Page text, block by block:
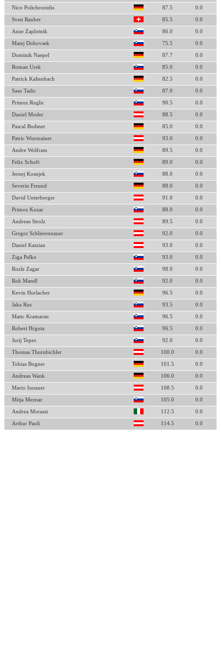
Nico Polichronidis 87.5 0.0
Sven Rauber 85.5 0.0
Anze Zaplotnik 86.0 0.0
Matej Dobovsek 75.5 0.0
Dominik Naepel 87.7 0.0
Roman Urek 85.0 0.0
Patrick Kaltenbach 82.5 0.0
Saso Tadic 87.0 0.0
Primoz Roglic 90.5 0.0
Daniel Moder 88.5 0.0
Pascal Bodmer 85.0 0.0
Patric Wurzrainer 93.0 0.0
Andre Wolfram 89.5 0.0
Felix Schoft 89.0 0.0
Jernej Kosnjek 88.0 0.0
Severin Freund 88.0 0.0
David Unterberger 91.0 0.0
Primoz Kozar 88.0 0.0
Andreas Strolz 89.5 0.0
Gregor Schlierenzauer 92.0 0.0
Daniel Katzian 93.0 0.0
Ziga Pelko 93.0 0.0
Rozle Zagar 98.0 0.0
Rok Mandl 92.0 0.0
Kevin Horlacher 96.5 0.0
Jaka Rus 93.5 0.0
Matic Kramarsic 96.5 0.0
Robert Hrgota 96.5 0.0
Jurij Tepes 92.0 0.0
Thomas Thurnbichler 100.0 0.0
Tobias Bogner 101.5 0.0
Andreas Wank 106.0 0.0
Mario Innauer 108.5 0.0
Mitja Meznar 105.0 0.0
Andrea Morassi 112.5 0.0
Arthur Pauli 114.5 0.0